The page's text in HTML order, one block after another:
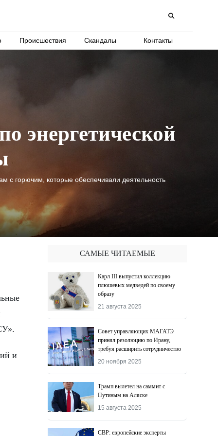
Происшествия Скандалы Контакты
энергетической
с горючим, которые обеспечивали деятельность
и
САМЫЕ ЧИТАЕМЫЕ
Карл III выпустил коллекцию
плюшевых медведей по своему
образу
21 августа 2025
Совет управляющих МАГАТЭ
принял резолюцию по Ирану,
требуя расширить сотрудничество
20 ноября 2025
Трамп вылетел на саммит с
Путиным на Аляске
15 августа 2025
СВР: европейские эксперты